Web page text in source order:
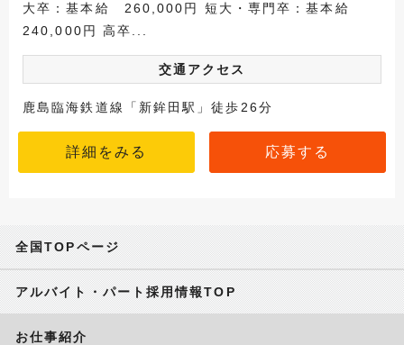
大卒：基本給 260,000円 短大・専門卒：基本給
240,000円 高卒...
交通アクセス
鹿島臨海鉄道線「新鉾田駅」徒歩26分
詳細をみる 応募する
全国TOPページ
アルバイト・パート採用情報TOP
お仕事紹介